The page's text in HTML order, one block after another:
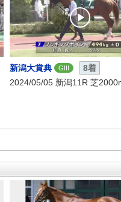
新潟大賞典 GIII
8着
2024/05/05 新潟11R 芝